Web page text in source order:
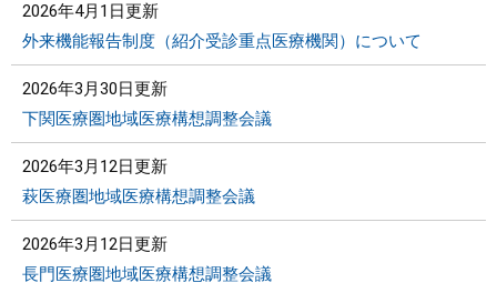
2026年4月1日更新
外来機能報告制度（紹介受診重点医療機関）について
2026年3月30日更新
下関医療圏地域医療構想調整会議
2026年3月12日更新
萩医療圏地域医療構想調整会議
2026年3月12日更新
長門医療圏地域医療構想調整会議